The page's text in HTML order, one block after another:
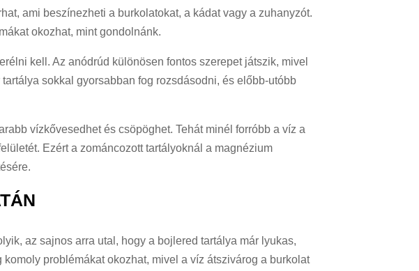
ami beszínezheti a burkolatokat, a kádat vagy a zuhanyzót.
okozhat, mint gondolnánk.
kell. Az anódrúd különösen fontos szerepet játszik, mivel
sokkal gyorsabban fog rozsdásodni, és előbb-utóbb
vízkővesedhet és csöpöghet. Tehát minél forróbb a víz a
Ezért a zománcozott tartályoknál a magnézium
az sajnos arra utal, hogy a bojlered tartálya már lyukas,
problémákat okozhat, mivel a víz átszivárog a burkolat